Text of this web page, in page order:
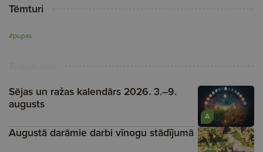
Tēmturi
#pupas
A
Sējas un ražas kalendārs 2026. 3.–9.
augusts
Augustā darāmie darbi vīnogu stādījumā